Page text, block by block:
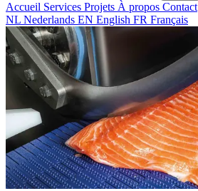
Accueil Services Projets À propos Contact
NL Nederlands EN English FR Français